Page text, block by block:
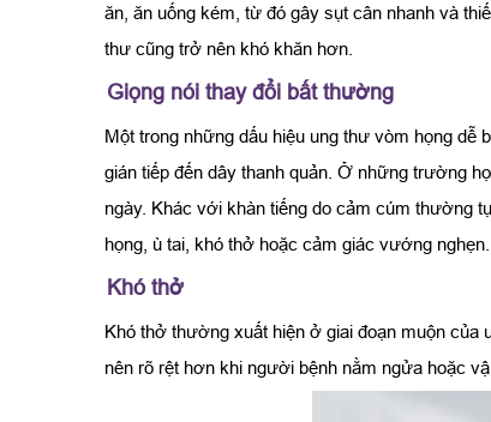
ăn, ăn uống kém, từ đó gây sụt cân nhanh và
thư cũng trở nên khó khăn hơn.
Giọng nói thay đổi bất thường
Một trong những dấu hiệu ung thư vòm họng dễ
gián tiếp đến dây thanh quản. Ở những trường
ngày. Khác với khàn tiếng do cảm cúm thường
họng, ù tai, khó thở hoặc cảm giác vướng nghẹn.
Khó thở
Khó thở thường xuất hiện ở giai đoạn muộn
nên rõ rệt hơn khi người bệnh nằm ngửa hoặc